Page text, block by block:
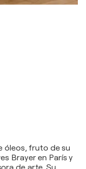
óleos, fruto de su
Brayer en París y